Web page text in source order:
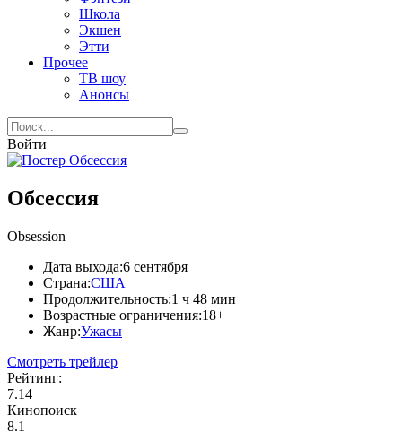
Школа
Экшен
Этти
Прочее
ТВ шоу
Анонсы
Войти
Обсессия
Obsession
Дата выхода:6 сентября
Страна:США
Продолжительность:1 ч 48 мин
Возрастные ограничения:18+
Жанр:Ужасы
Смотреть трейлер
Рейтинг:
7.14
Кинопоиск
8.1